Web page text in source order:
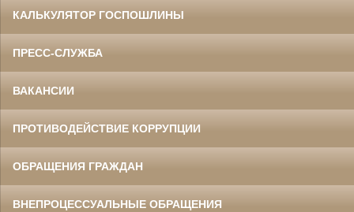
КАЛЬКУЛЯТОР ГОСПОШЛИНЫ
ПРЕСС-СЛУЖБА
ВАКАНСИИ
ПРОТИВОДЕЙСТВИЕ КОРРУПЦИИ
ОБРАЩЕНИЯ ГРАЖДАН
ВНЕПРОЦЕССУАЛЬНЫЕ ОБРАЩЕНИЯ